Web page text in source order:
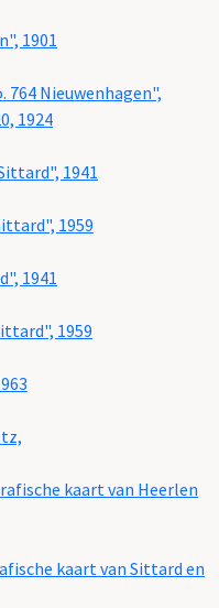
1901
764 Nieuwenhagen",
1924
1941
1959
1941
1959
kaart van Heerlen
kaart van Sittard en